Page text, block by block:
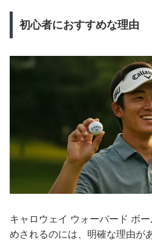
初心者におすすめな理由
キャロウェイ ウォーバード ボ
めされるのには、明確な理由が